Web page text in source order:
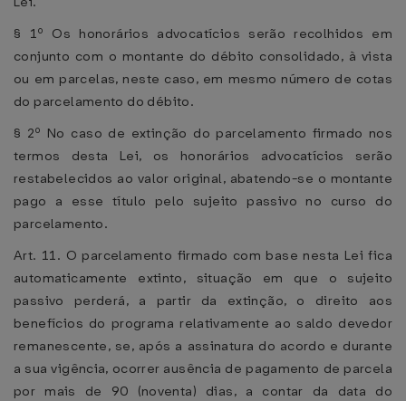
§ 1º Os honorários advocatícios serão recolhidos em
conjunto com o montante do débito consolidado, à vista
ou em parcelas, neste caso, em mesmo número de cotas
do parcelamento do débito.
§ 2º No caso de extinção do parcelamento firmado nos
termos desta Lei, os honorários advocatícios serão
restabelecidos ao valor original, abatendo-se o montante
pago a esse título pelo sujeito passivo no curso do
parcelamento.
Art. 11. O parcelamento firmado com base nesta Lei fica
automaticamente extinto, situação em que o sujeito
passivo perderá, a partir da extinção, o direito aos
benefícios do programa relativamente ao saldo devedor
remanescente, se, após a assinatura do acordo e durante
a sua vigência, ocorrer ausência de pagamento de parcela
por mais de 90 (noventa) dias, a contar da data do